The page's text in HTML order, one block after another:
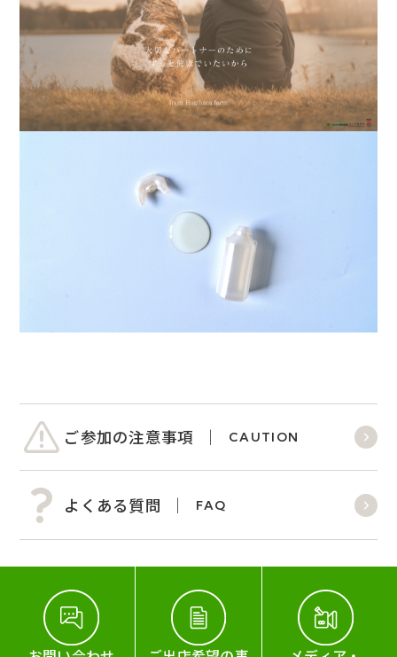
ご参加の注意事項 CAUTION
よくある質問 FAQ